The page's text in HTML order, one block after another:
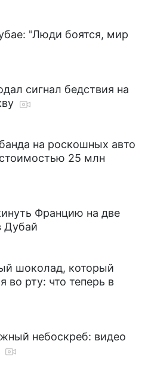
"Люди боятся, мир
сигнал бедствия на
на роскошных авто
25 млн
Францию на две
Дубай
шоколад, который
во рту: что теперь в
небоскреб: видео